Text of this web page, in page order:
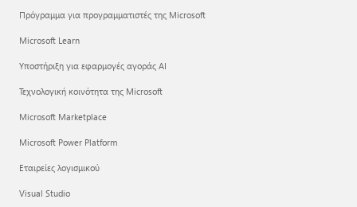
Πρόγραμμα για προγραμματιστές της Microsoft
Microsoft Learn
Υποστήριξη για εφαρμογές αγοράς AI
Τεχνολογική κοινότητα της Microsoft
Microsoft Marketplace
Microsoft Power Platform
Εταιρείες λογισμικού
Visual Studio